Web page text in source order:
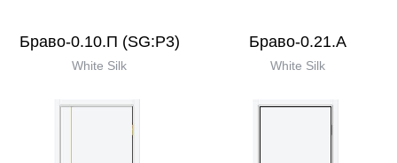
Браво-0.10.П (SG:P3)
White Silk
Браво-0.21.А
White Silk